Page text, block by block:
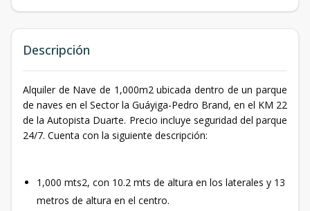
Descripción
Alquiler de Nave de 1,000m2 ubicada dentro de un parque
de naves en el Sector la Guáyiga-Pedro Brand, en el KM 22
de la Autopista Duarte. Precio incluye seguridad del parque
24/7. Cuenta con la siguiente descripción:
1,000 mts2, con 10.2 mts de altura en los laterales y 13
metros de altura en el centro.